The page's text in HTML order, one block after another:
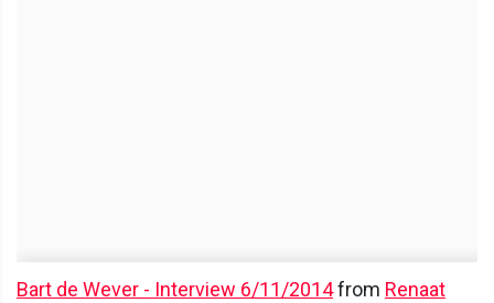
Bart de Wever - Interview 6/11/2014from Renaat